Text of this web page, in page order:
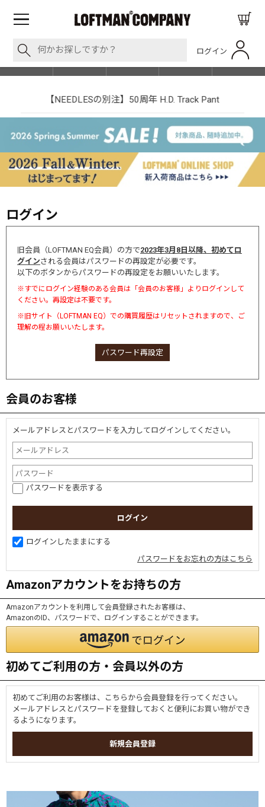
ログイン
SHOP LIST
【NEEDLESの別注】50周年 H.D. Track Pant
ログイン
旧会員（LOFTMAN EQ会員）の方で2023年3月8日以降、初めてロ
グインされる会員はパスワードの再設定が必要です。
以下のボタンからパスワードの再設定をお願いいたします。
※すでにログイン経験のある会員は「会員のお客様」よりログインして
ください。再設定は不要です。
※旧サイト（LOFTMAN EQ）での購買履歴はリセットされますので、ご
理解の程お願いいたします。
パスワード再設定
会員のお客様
メールアドレスとパスワードを入力してログインしてください。
パスワードを表示する
ログインしたままにする
パスワードをお忘れの方はこちら
Amazonアカウントをお持ちの方
Amazonアカウントを利用して会員登録されたお客様は、
AmazonのID、パスワードで、ログインすることができます。
初めてご利用の方・会員以外の方
初めてご利用のお客様は、こちらから会員登録を行ってください。
メールアドレスとパスワードを登録しておくと便利にお買い物ができ
るようになります。